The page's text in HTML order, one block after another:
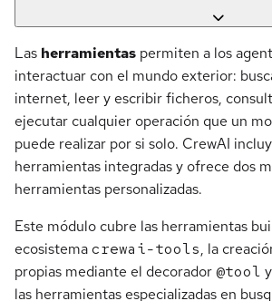
Las herramientas permiten a los
interactuar con el mundo exterior:
internet, leer y escribir ficheros,
ejecutar cualquier operación que un
puede realizar por si solo. CrewAI
herramientas integradas y ofrece dos
herramientas personalizadas.
Este módulo cubre las herramientas
ecosistemacrewai-tools, la
propias mediante el decorador@tool
las herramientas especializadas en